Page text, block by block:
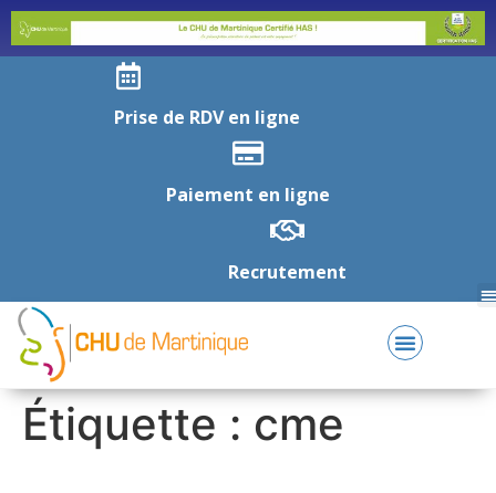
Prise de RDV en ligne
Paiement en ligne
Recrutement
Étiquette : cme